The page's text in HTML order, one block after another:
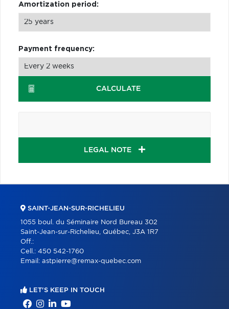
Amortization period:
Payment frequency:
CALCULATE
LEGAL NOTE
SAINT-JEAN-SUR-RICHELIEU
1055 boul. du Séminaire Nord Bureau 302
Saint-Jean-sur-Richelieu, Québec, J3A 1R7
Off.:
Cell.: 450 542-1760
Email: astpierre@remax-quebec.com
LET'S KEEP IN TOUCH